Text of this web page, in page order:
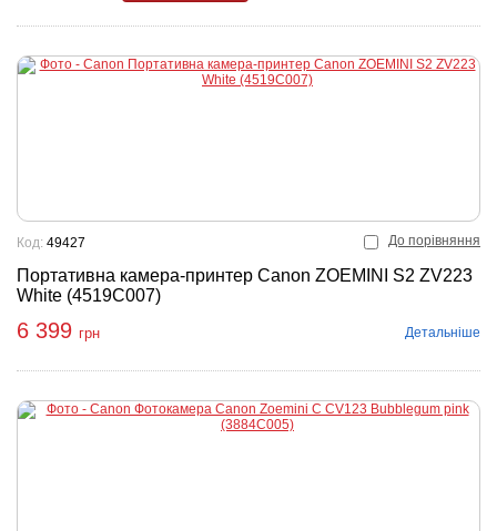
До порівняння
Портативна камера-принтер Canon ZOEMINI S2 ZV223
White (4519C007)
Код: 49427
6 399 грн Детальніше